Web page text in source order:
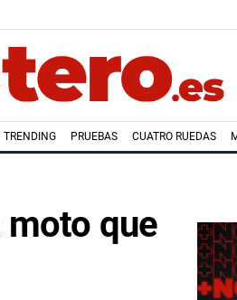
TRENDING PRUEBAS CUATRO RUEDAS
moto que